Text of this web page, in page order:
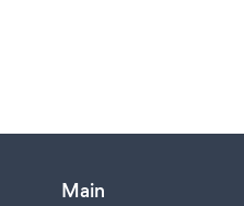
Main